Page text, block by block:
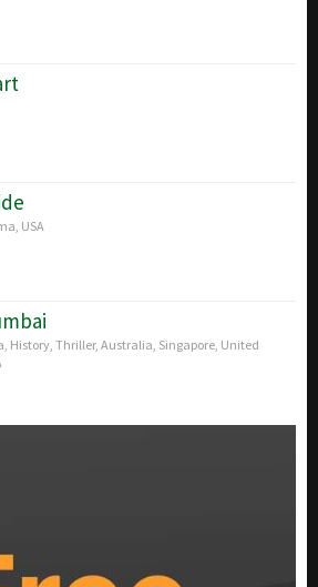
USA
History Thriller, Australia Singapore United